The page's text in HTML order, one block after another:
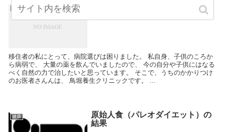
健康
鳥堀養生クリニック（かかりつけ
移住者の私にとって、病院選びは困りました。 私自身、子供のころか
ら病弱で、 大量の薬を飲んでいましたので、 今の自分や子供にはなる
べく自然の力で治したいと思っています。 そこで、うちのかかりつけ
のお医者さんんは、 鳥堀養生クリニックです。 ...
健康
原始人食（パレオダイエット）の
結果